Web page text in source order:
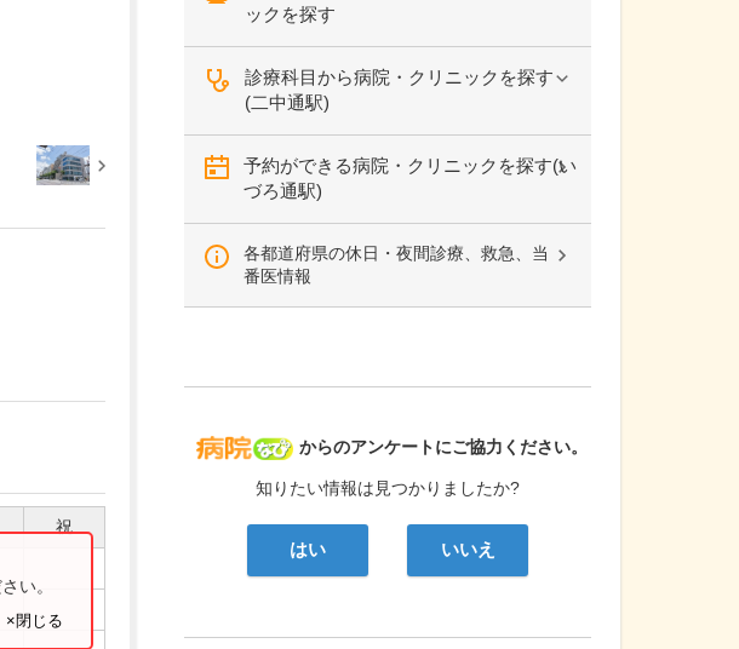
祝
い。
×閉じる
ックを探す
診療科目から病院・クリニックを探す
(二中通駅)
予約ができる病院・クリニックを探す(い
づろ通駅)
各都道府県の休日・夜間診療、救急、当
番医情報
病院なび
からのアンケートにご協力ください。
知りたい情報は見つかりましたか?
はい いいえ